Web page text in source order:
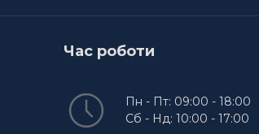
Час роботи
Пн - Пт: 09:00 - 18:00
Сб - Нд: 10:00 - 17:00